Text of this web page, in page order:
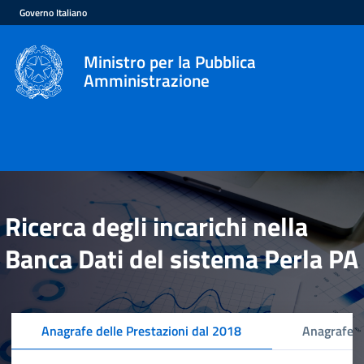
Governo Italiano
Ministro per la Pubblica
Amministrazione
Ricerca degli incarichi nella
Banca Dati del sistema Perla PA
Anagrafe delle Prestazioni dal 2018 Anagrafe